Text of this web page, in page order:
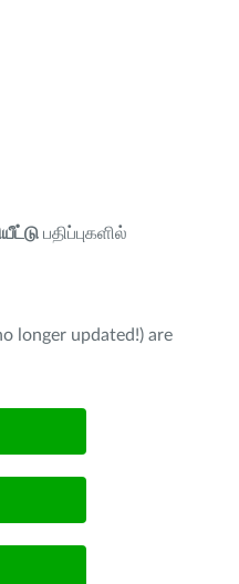
பதிப்புகளில்
longer updated!) are